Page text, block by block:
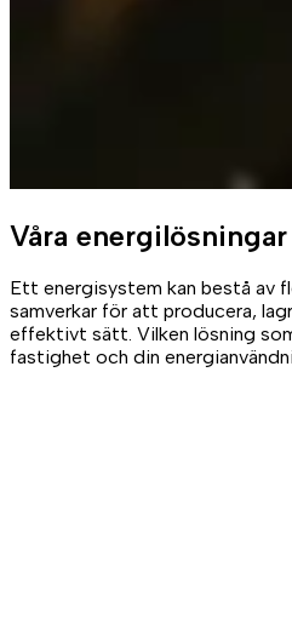
Våra energilösningar
Ett energisystem kan bestå av
samverkar för att producera,
effektivt sätt. Vilken lösning
fastighet och din